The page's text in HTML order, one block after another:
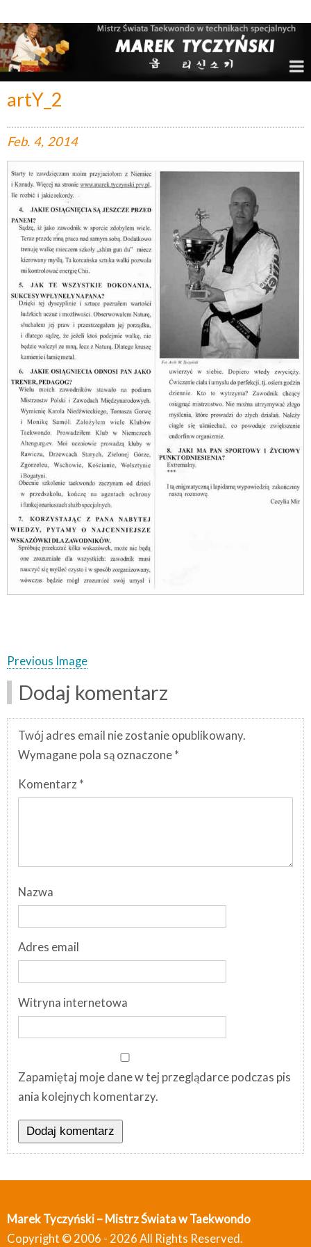
artY_2
Feb. 4, 2014
Previous Image
Dodaj komentarz
Twój adres email nie zostanie opublikowany.
Wymagane pola są oznaczone *
Komentarz *
Nazwa
Adres email
Witryna internetowa
Zapamiętaj moje dane w tej przeglądarce podczas pis
ania kolejnych komentarzy.
Marek Tyczyński – Mistrz Świata w Taekwondo
Copyright © 2006 - 2026 All Rights Reserved.